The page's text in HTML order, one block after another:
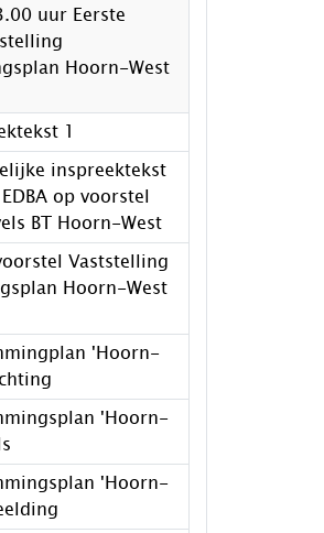
uur Eerste
Hoorn-West
1
inspreektekst
op voorstel
BT Hoorn-West
Vaststelling
Hoorn-West
'Hoorn-
'Hoorn-
'Hoorn-